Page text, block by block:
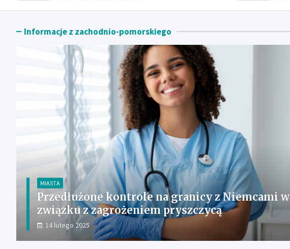
Informacje z zachodnio-pomorskiego
MIASTA
Przedłużone kontrole na granicy z Niemcami w
związku z zagrożeniem pryszczycą
14 lutego 2025